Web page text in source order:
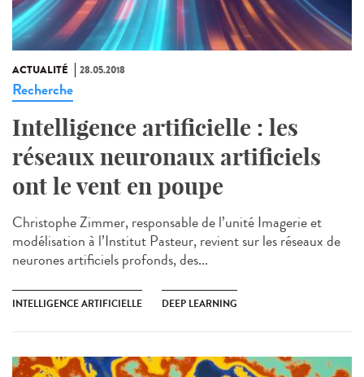
ACTUALITÉ 28.05.2018
Recherche
Intelligence artificielle : les
réseaux neuronaux artificiels
ont le vent en poupe
Christophe Zimmer, responsable de l’unité Imagerie et
modélisation à l’Institut Pasteur, revient sur les réseaux de
neurones artificiels profonds, des...
INTELLIGENCE ARTIFICIELLE DEEP LEARNING